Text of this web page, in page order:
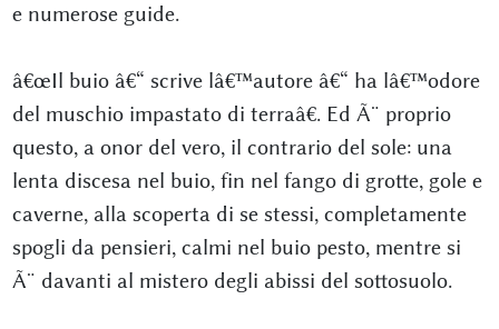
e numerose guide.
â€œIl buio â€“ scrive lâ€™autore â€“ ha lâ€™odore
del muschio impastato di terraâ€. Ed Ã¨ proprio
questo, a onor del vero, il contrario del sole: una
lenta discesa nel buio, fin nel fango di grotte, gole e
caverne, alla scoperta di se stessi, completamente
spogli da pensieri, calmi nel buio pesto, mentre si
Ã¨ davanti al mistero degli abissi del sottosuolo.